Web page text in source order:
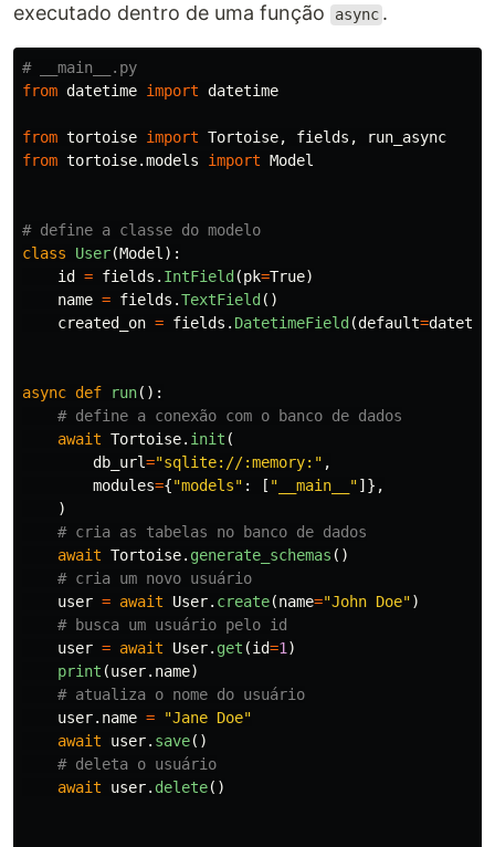
executado dentro de uma função
async .
from datetime import datetime
from tortoise import Tortoise, fields ,
run_async
from tortoise.models import Model
class
User(Model):
id
= fields . IntField (pk=True)
name = fields .TextField ()
created_on = fields . DatetimeField (default=
async def run():
await Tortoise. init (
db_url="sqlite://:memory: " ,
modules={"models" : [ " __main__ "]},
)
await Tortoise. generate_schemas ()
user = await User. create(name="John Doe")
user = await User. get (id=1)
print (user. name)
user. name = "Jane Doe"
await
user. save()
await
user. delete()